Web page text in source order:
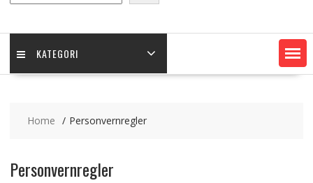
KATEGORI
Home Personvernregler
Personvernregler